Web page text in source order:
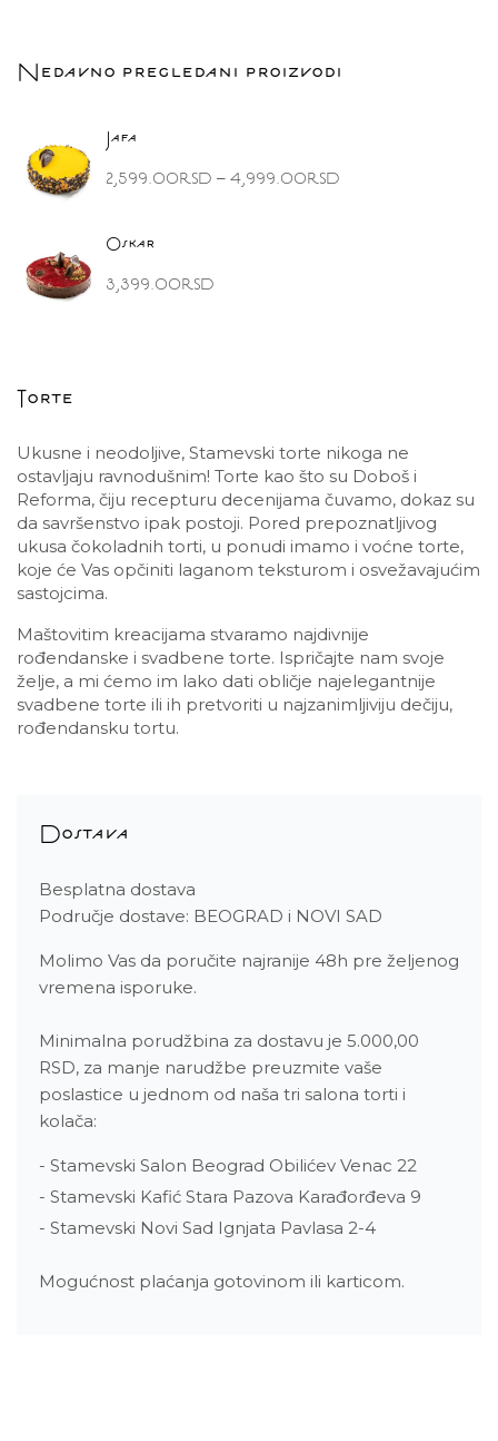
Nedavno pregledani proizvodi
Jafa
2,599.00RSD – 4,999.00RSD
Oskar
3,399.00RSD
Torte
Ukusne i neodoljive, Stamevski torte nikoga ne
ostavljaju ravnodušnim! Torte kao što su Doboš i
Reforma, čiju recepturu decenijama čuvamo, dokaz su
da savršenstvo ipak postoji. Pored prepoznatljivog
ukusa čokoladnih torti, u ponudi imamo i voćne torte,
koje će Vas opčiniti laganom teksturom i osvežavajućim
sastojcima.
Maštovitim kreacijama stvaramo najdivnije
rođendanske i svadbene torte. Ispričajte nam svoje
želje, a mi ćemo im lako dati obličje najelegantnije
svadbene torte ili ih pretvoriti u najzanimljiviju dečiju,
rođendansku tortu.
Dostava
Besplatna dostava
Područje dostave: BEOGRAD i NOVI SAD
Molimo Vas da poručite najranije 48h pre željenog
vremena isporuke.
Minimalna porudžbina za dostavu je 5.000,00
RSD, za manje narudžbe preuzmite vaše
poslastice u jednom od naša tri salona torti i
kolača:
- Stamevski Salon Beograd Obilićev Venac 22
- Stamevski Kafić Stara Pazova Karađorđeva 9
- Stamevski Novi Sad Ignjata Pavlasa 2-4
Mogućnost plaćanja gotovinom ili karticom.